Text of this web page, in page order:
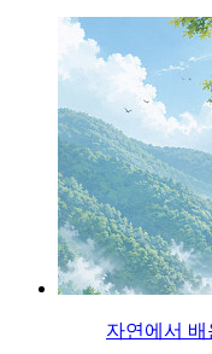
자연에서 배